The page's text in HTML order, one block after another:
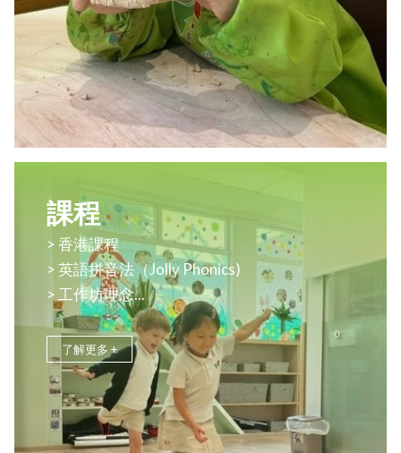
課程
>香港課程
>英語拼音法（Jolly Phonics)
> 工作坊理念...
了解更多 +